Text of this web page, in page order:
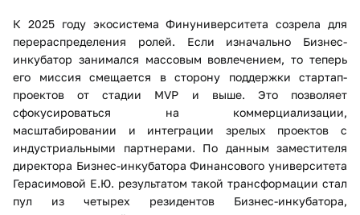
К 2025 году экосистема Финуниверситета созрела для
перераспределения ролей. Если изначально Бизнес-
инкубатор занимался массовым вовлечением, то теперь
его миссия смещается в сторону поддержки стартап-
проектов от стадии MVP и выше. Это позволяет
сфокусироваться на коммерциализации,
масштабировании и интеграции зрелых проектов с
индустриальными партнерами. По данным заместителя
директора Бизнес-инкубатора Финансового университета
Герасимовой Е.Ю. результатом такой трансформации стал
пул из четырех резидентов Бизнес-инкубатора,